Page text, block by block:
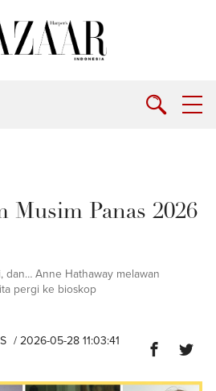
Musim Panas 2026
dan… Anne Hathaway melawan
pergi ke bioskop
/ 2026-05-28 11:03:41